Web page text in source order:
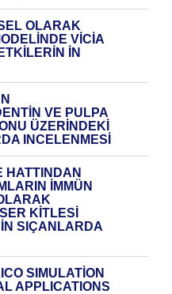
OLARAK
VİCİA
İN
VE PULPA
ÜZERİNDEKİ
INCELENMESİ
HATTINDAN
İMMÜN
KİTLESİ
SIÇANLARDA
SIMULATİON
APPLICATIONS